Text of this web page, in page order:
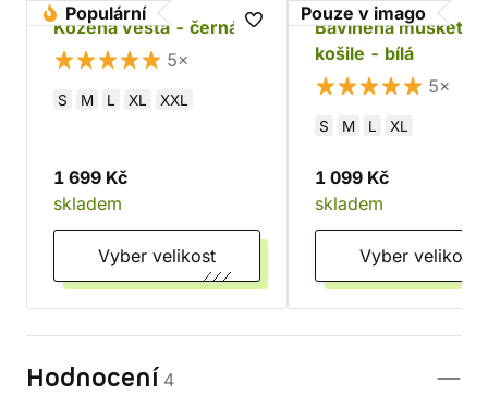
Populární
Kožená vesta - černá
5×
S M L XL XXL
1 699 Kč
skladem
Vyber velikost
Pouze v imago
Bavlněná
košile - bílá
5×
S M L XL
1 099 Kč
skladem
Vyber velikost
Hodnocení 4